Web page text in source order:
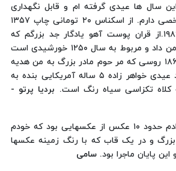
سال ها عیدی گرفته ام و قابل نگهداری
بوده هنوز در گنجه شخصی دارم. از اسکناس ۲۰ تومانی چاپ ۱۳۵۷
تا اولین سری اتاری ۱۹۸۶.از قران پوست آهو یادگار جد بزرگم که
مرحوم پدرگ بزرگ به من داد و مربوط به سال ۱۲۵۰ خورشیدی است
تا آفتابه لگن روسی ۱۸۶۷ روسی که مر حوم مادر بزرگ به من هدیه
داد. و البته اضافه شود عیدی خواهر زاده ۵ ساله آمریکایی بنده به
بردیا پرتو -
آخرین هدیه ایی که دادم حدود ۱۰ عکس از عکسهایی بود که خودم
بزرگ و در یک قاب که با رنگ زمینه عکسها
پایان ماجرا بود. سامی